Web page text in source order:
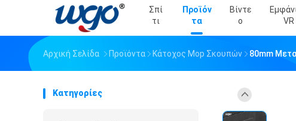
Σπί
Τι
Προϊόν
Τα
Βίντε
Ο
VR
Αρχική Σελίδα Προϊόντα Κάτοχος Mop Σκουπών 80mm
Κατηγορίες